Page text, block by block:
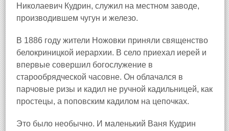
Николаевич Кудрин, служил на местном заводе,
производившем чугун и железо.
В 1886 году жители Ножовки приняли священство
белокриницкой иерархии. В село приехал иерей и
впервые совершил богослужение в
старообрядческой часовне. Он облачался в
парчовые ризы и кадил не ручной кадильницей, как
простецы, а поповским кадилом на цепочках.
Это было необычно. И маленький Ваня Кудрин